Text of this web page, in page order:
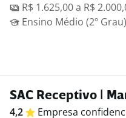
R$ 1.625,00 a R$
Ensino Médio (2º Grau)
SAC Receptivo |
4,2 Empresa